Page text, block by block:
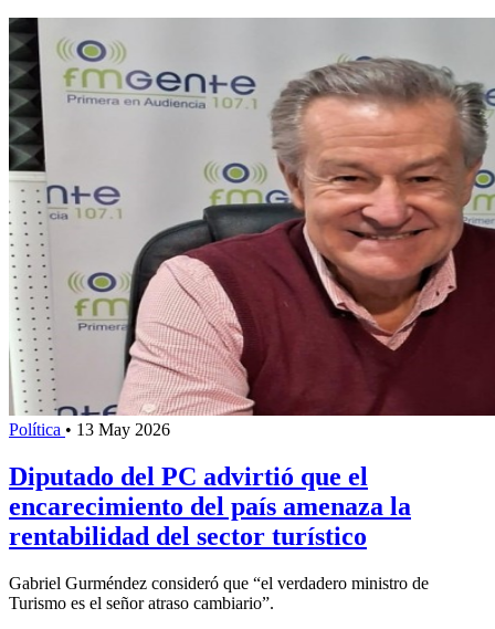
Política • 13 May 2026
Diputado del PC advirtió que el
encarecimiento del país amenaza la
rentabilidad del sector turístico
Gabriel Gurméndez consideró que “el verdadero ministro de
Turismo es el señor atraso cambiario”.